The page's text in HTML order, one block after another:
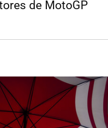
de MotoGP